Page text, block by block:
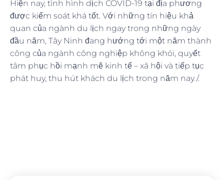
Hiện nay, tình hình dịch COVID-19 tại địa phương
được kiểm soát khá tốt. Với những tín hiệu khả
quan của ngành du lịch ngay trong những ngày
đầu năm, Tây Ninh đang hướng tới một năm thành
công của ngành công nghiệp không khói, quyết
tâm phục hồi mạnh mẽ kinh tế – xã hội và tiếp tục
phát huy, thu hút khách du lịch trong năm nay./.